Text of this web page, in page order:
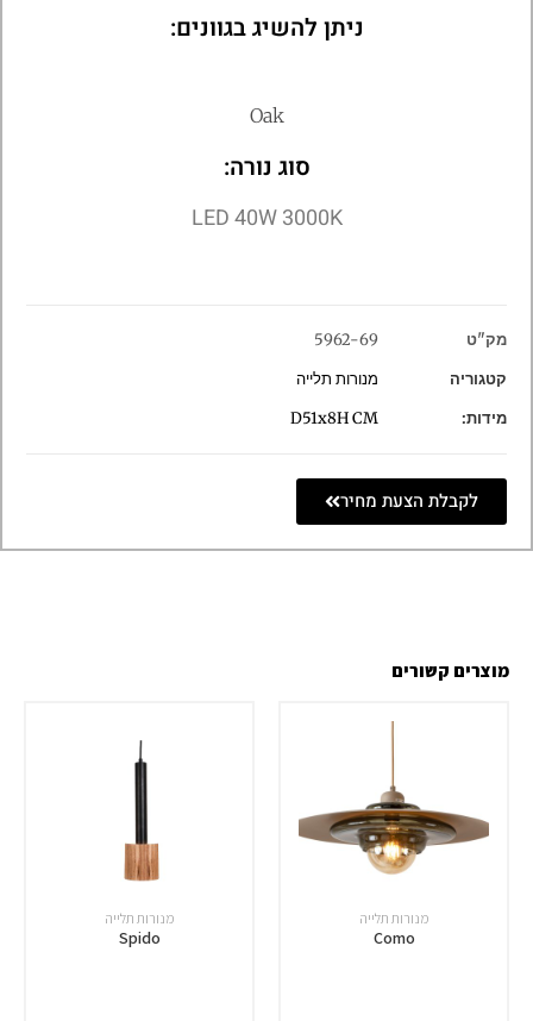
ניתן להשיג בגוונים:
Oak
סוג נורה:
LED 40W 3000K
מק"ט
5962-69
קטגוריה
מנורות תלייה
מידות:
D51x8H CM
לקבלת הצעת מחיר
מוצרים קשורים
מנורות תלייה
Como
מנורות תלייה
Spido